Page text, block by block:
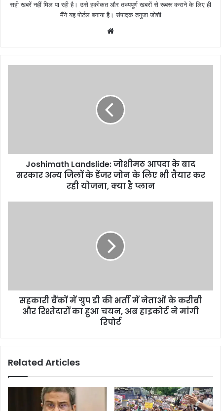
सही खबरें नहीं मिल पा रही है। उसे हकीकत और तथ्यपूर्ण खबरों से रूबरू कराने के लिए ही
मैंने यह पोर्टल बनाया है। संपादक तनुजा जोशी
b
s
e
Joshimath Landslide: जोशीमठ आपदा के बाद
सरकार अन्य जिलों के डेंजर जोन के लिए भी तैयार कर
रही योजना, क्या है प्लान
सहकारी बैंकों में ग्रुप डी की भर्ती में नेताओं के करीबी
और रिश्तेदारों का हुआ चयन, अब हाइकोर्ट ने मांगी
रिपोर्ट
Related Articles